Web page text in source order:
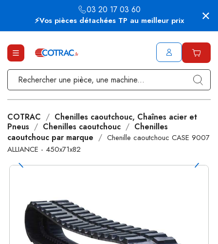
⚡Vos pièces détachées TP au meilleur prix
03 20 17 03 60
COTRAC
Chenilles caoutchouc, Chaînes acier et
Pneus
Chenilles caoutchouc
Chenilles
caoutchouc par marque
Chenille caoutchouc CASE 9007
ALLIANCE - 450x71x82